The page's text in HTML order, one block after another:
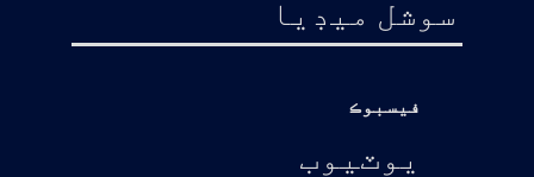
سوشل ميڊيا
فيسبوڪ
يوٽيوب